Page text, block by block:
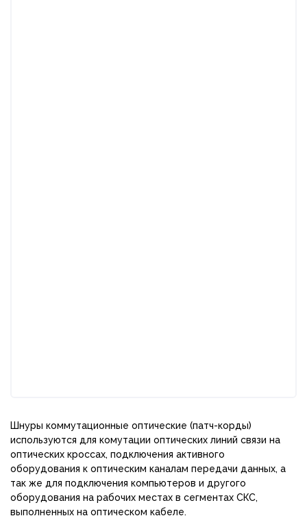
Шнуры коммутационные оптические (патч-корды)
используются для комутации оптических линий связи на
оптических кроссах, подключения активного
оборудования к оптическим каналам передачи данных, а
так же для подключения компьютеров и другого
оборудования на рабочих местах в сегментах СКС,
выполненных на оптическом кабеле.